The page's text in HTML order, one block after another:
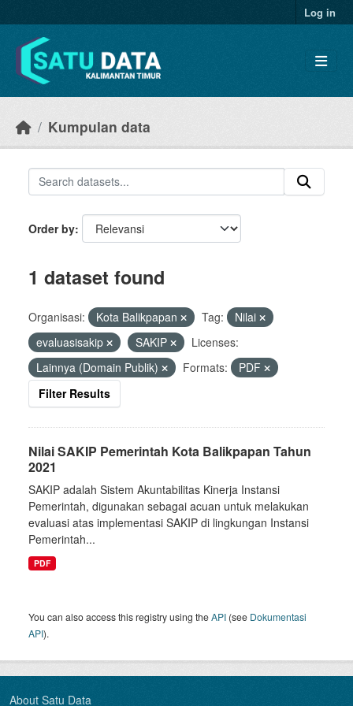
Log in
Kumpulan data
Order by
1 dataset found
Organisasi: Kota Balikpapan Tag:
Nilai
evaluasisakip
SAKIP
Licenses:
Lainnya (Domain Publik)
Formats:
PDF
Filter Results
Nilai SAKIP Pemerintah Kota Balikpapan Tahun
2021
SAKIP adalah Sistem Akuntabilitas Kinerja Instansi
Pemerintah, digunakan sebagai acuan untuk melakukan
evaluasi atas implementasi SAKIP di lingkungan Instansi
Pemerintah...
PDF
You can also access this registry using theAPI (see Dokumentasi
API).
About Satu Data